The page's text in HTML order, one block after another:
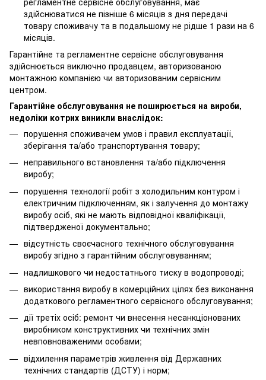
здійснюватися не пізніше 6 місяців з дня передачі
товару споживачу та в подальшому не рідше 1 рази на 6
місяців.
Гарантійне та регламентне сервісне обслуговування
здійснюється виключно продавцем, авторизованою
монтажною компанією чи авторизованим сервісним
центром.
Гарантійне обслуговування не поширюється на вироби,
недоліки котрих виникли внаслідок:
порушення споживачем умов і правил експлуатації,
зберігання та/або транспортування товару;
неправильного встановлення та/або підключення
виробу;
порушення технології робіт з холодильним контуром і
електричним підключенням, як і залучення до монтажу
виробу осіб, які не мають відповідної кваліфікації,
підтвердженої документально;
відсутність своєчасного технічного обслуговування
виробу згідно з гарантійним обслуговуванням;
надлишкового чи недостатнього тиску в водопроводі;
використання виробу в комерційних цілях без виконання
додаткового регламентного сервісного обслуговування;
дії третіх осіб: ремонт чи внесення несанкціонованих
виробником конструктивних чи технічних змін
невповноваженими особами;
відхилення параметрів живлення від Державних
технічних стандартів (ДСТУ) і норм;